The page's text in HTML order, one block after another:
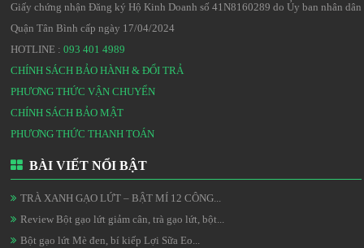
Giấy chứng nhận Đăng ký Hộ Kinh Doanh số 41N8160289 do Ủy ban nhân dân
Quận Tân Bình cấp ngày 17/04/2024
HOTLINE : 093 401 4989
CHÍNH SÁCH BẢO HÀNH & ĐỔI TRẢ
PHƯƠNG THỨC VẬN CHUYỂN
CHÍNH SÁCH BẢO MẬT
PHƯƠNG THỨC THANH TOÁN
BÀI VIẾT NỔI BẬT
TRÀ XANH GẠO LỨT – BẬT MÍ 12 CÔNG...
Review Bột gạo lứt giảm cân, trà gạo lứt, bột...
Bột gạo lứt Mè đen, bí kiếp Lợi Sữa Eo...